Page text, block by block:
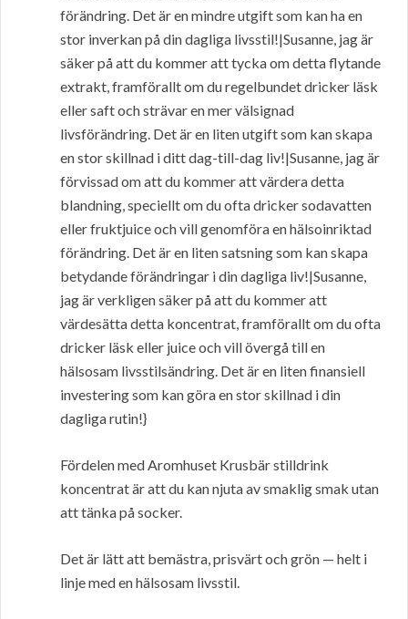
förändring. Det är en mindre utgift som kan ha en
stor inverkan på din dagliga livsstil!|Susanne, jag är
säker på att du kommer att tycka om detta flytande
extrakt, framförallt om du regelbundet dricker läsk
eller saft och strävar en mer välsignad
livsförändring. Det är en liten utgift som kan skapa
en stor skillnad i ditt dag-till-dag liv!|Susanne, jag är
förvissad om att du kommer att värdera detta
blandning, speciellt om du ofta dricker sodavatten
eller fruktjuice och vill genomföra en hälsoinriktad
förändring. Det är en liten satsning som kan skapa
betydande förändringar i din dagliga liv!|Susanne,
jag är verkligen säker på att du kommer att
värdesätta detta koncentrat, framförallt om du ofta
dricker läsk eller juice och vill övergå till en
hälsosam livsstilsändring. Det är en liten finansiell
investering som kan göra en stor skillnad i din
dagliga rutin!}
Fördelen med Aromhuset Krusbär stilldrink
koncentrat är att du kan njuta av smaklig smak utan
att tänka på socker.
Det är lätt att bemästra, prisvärt och grön — helt i
linje med en hälsosam livsstil.